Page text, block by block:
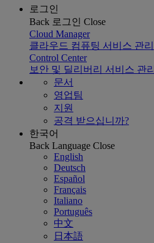
로그인
Back 로그인 Close
Cloud Manager
클라우드 컴퓨팅 서비스 관리
Control Center
보안 및 딜리버리 서비스 관리
문서
영업팀
지원
공격 받으십니까?
한국어
Back Language Close
English
Deutsch
Español
Français
Italiano
Português
中文
日本語